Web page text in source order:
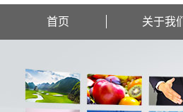
首页 关于我们